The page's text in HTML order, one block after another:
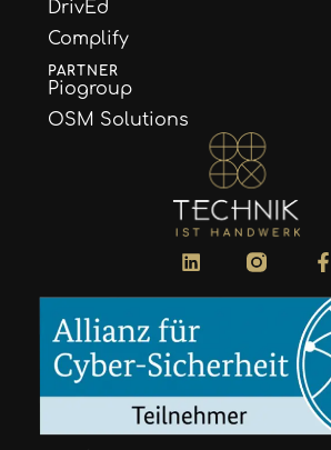
DrivEd
Complify
PARTNER
Piogroup
OSM Solutions